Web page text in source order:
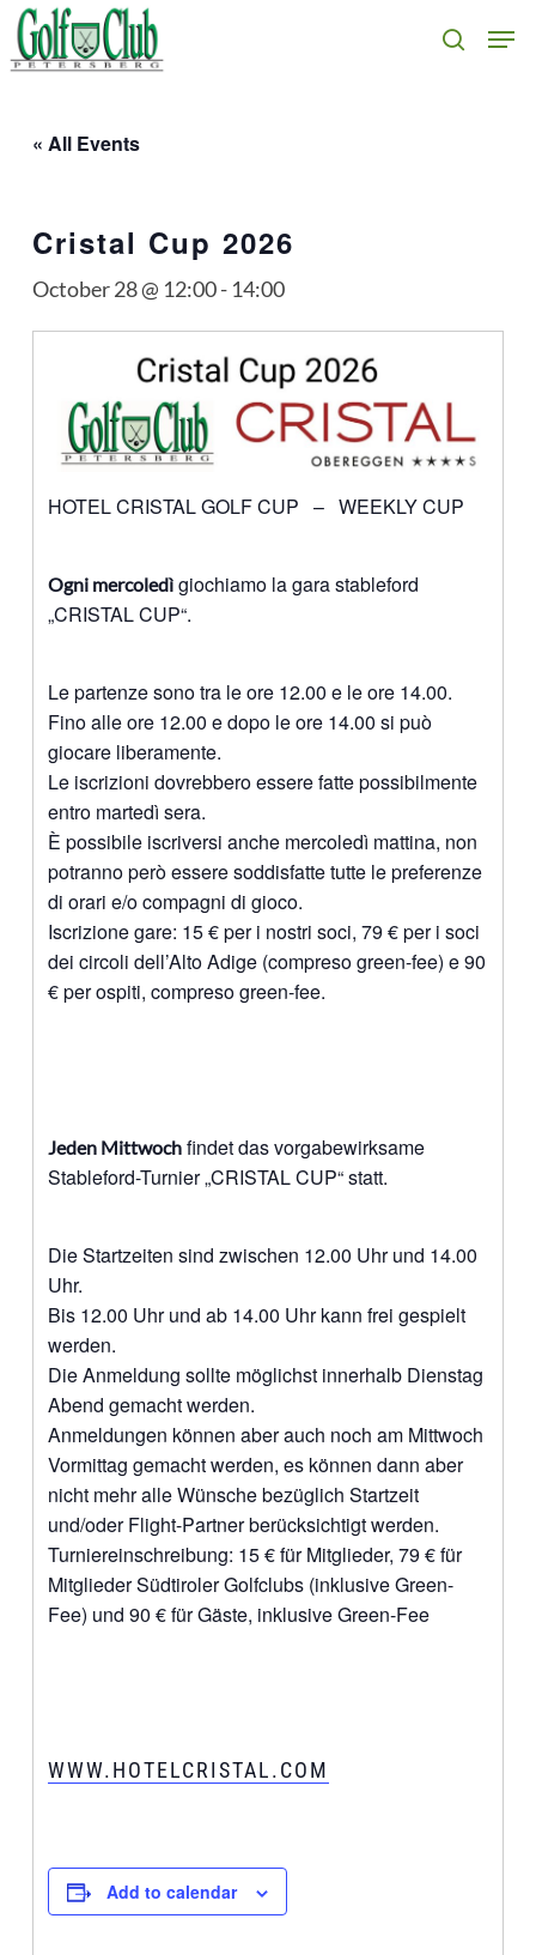
Skip
to
search
« All Events
Cristal Cup 2026
October 28 @ 12:00- 14:00
HOTEL CRISTAL GOLF CUP – WEEKLY CUP
Ogni mercoledìgiochiamo la gara stableford
„CRISTAL CUP“.
Le partenze sono tra le ore 12.00 e le ore 14.00.
Fino alle ore 12.00 e dopo le ore 14.00 si può
giocare liberamente.
Le iscrizioni dovrebbero essere fatte possibilmente
entro martedì sera.
È possibile iscriversi anche mercoledì mattina, non
potranno però essere soddisfatte tutte le preferenze
di orari e/o compagni di gioco.
Iscrizione gare: 15 € per i nostri soci, 79 € per i soci
dei circoli dell’Alto Adige (compreso green-fee) e 90
€ per ospiti, compreso green-fee.
Jeden Mittwochfindet das vorgabewirksame
Stableford-Turnier „CRISTAL CUP“ statt.
Die Startzeiten sind zwischen 12.00 Uhr und 14.00
Uhr.
Bis 12.00 Uhr und ab 14.00 Uhr kann frei gespielt
werden.
Die Anmeldung sollte möglichst innerhalb Dienstag
Abend gemacht werden.
Anmeldungen können aber auch noch am Mittwoch
Vormittag gemacht werden, es können dann aber
nicht mehr alle Wünsche bezüglich Startzeit
und/oder Flight-Partner berücksichtigt werden.
Turniereinschreibung: 15 € für Mitglieder, 79 € für
Mitglieder Südtiroler Golfclubs (inklusive Green-
Fee) und 90 € für Gäste, inklusive Green-Fee
WWW.HOTELCRISTAL.COM
Add to calendar